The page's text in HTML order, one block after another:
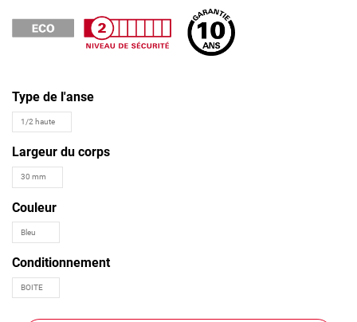
Type de l'anse
Largeur du corps
Couleur
Conditionnement